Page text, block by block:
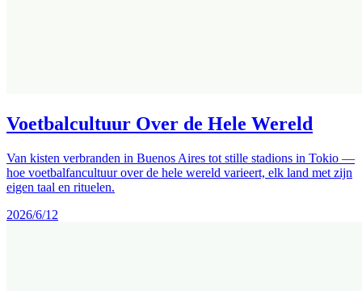
Voetbalcultuur Over de Hele Wereld
Van kisten verbranden in Buenos Aires tot stille stadions in Tokio —
hoe voetbalfancultuur over de hele wereld varieert, elk land met zijn
eigen taal en rituelen.
2026/6/12